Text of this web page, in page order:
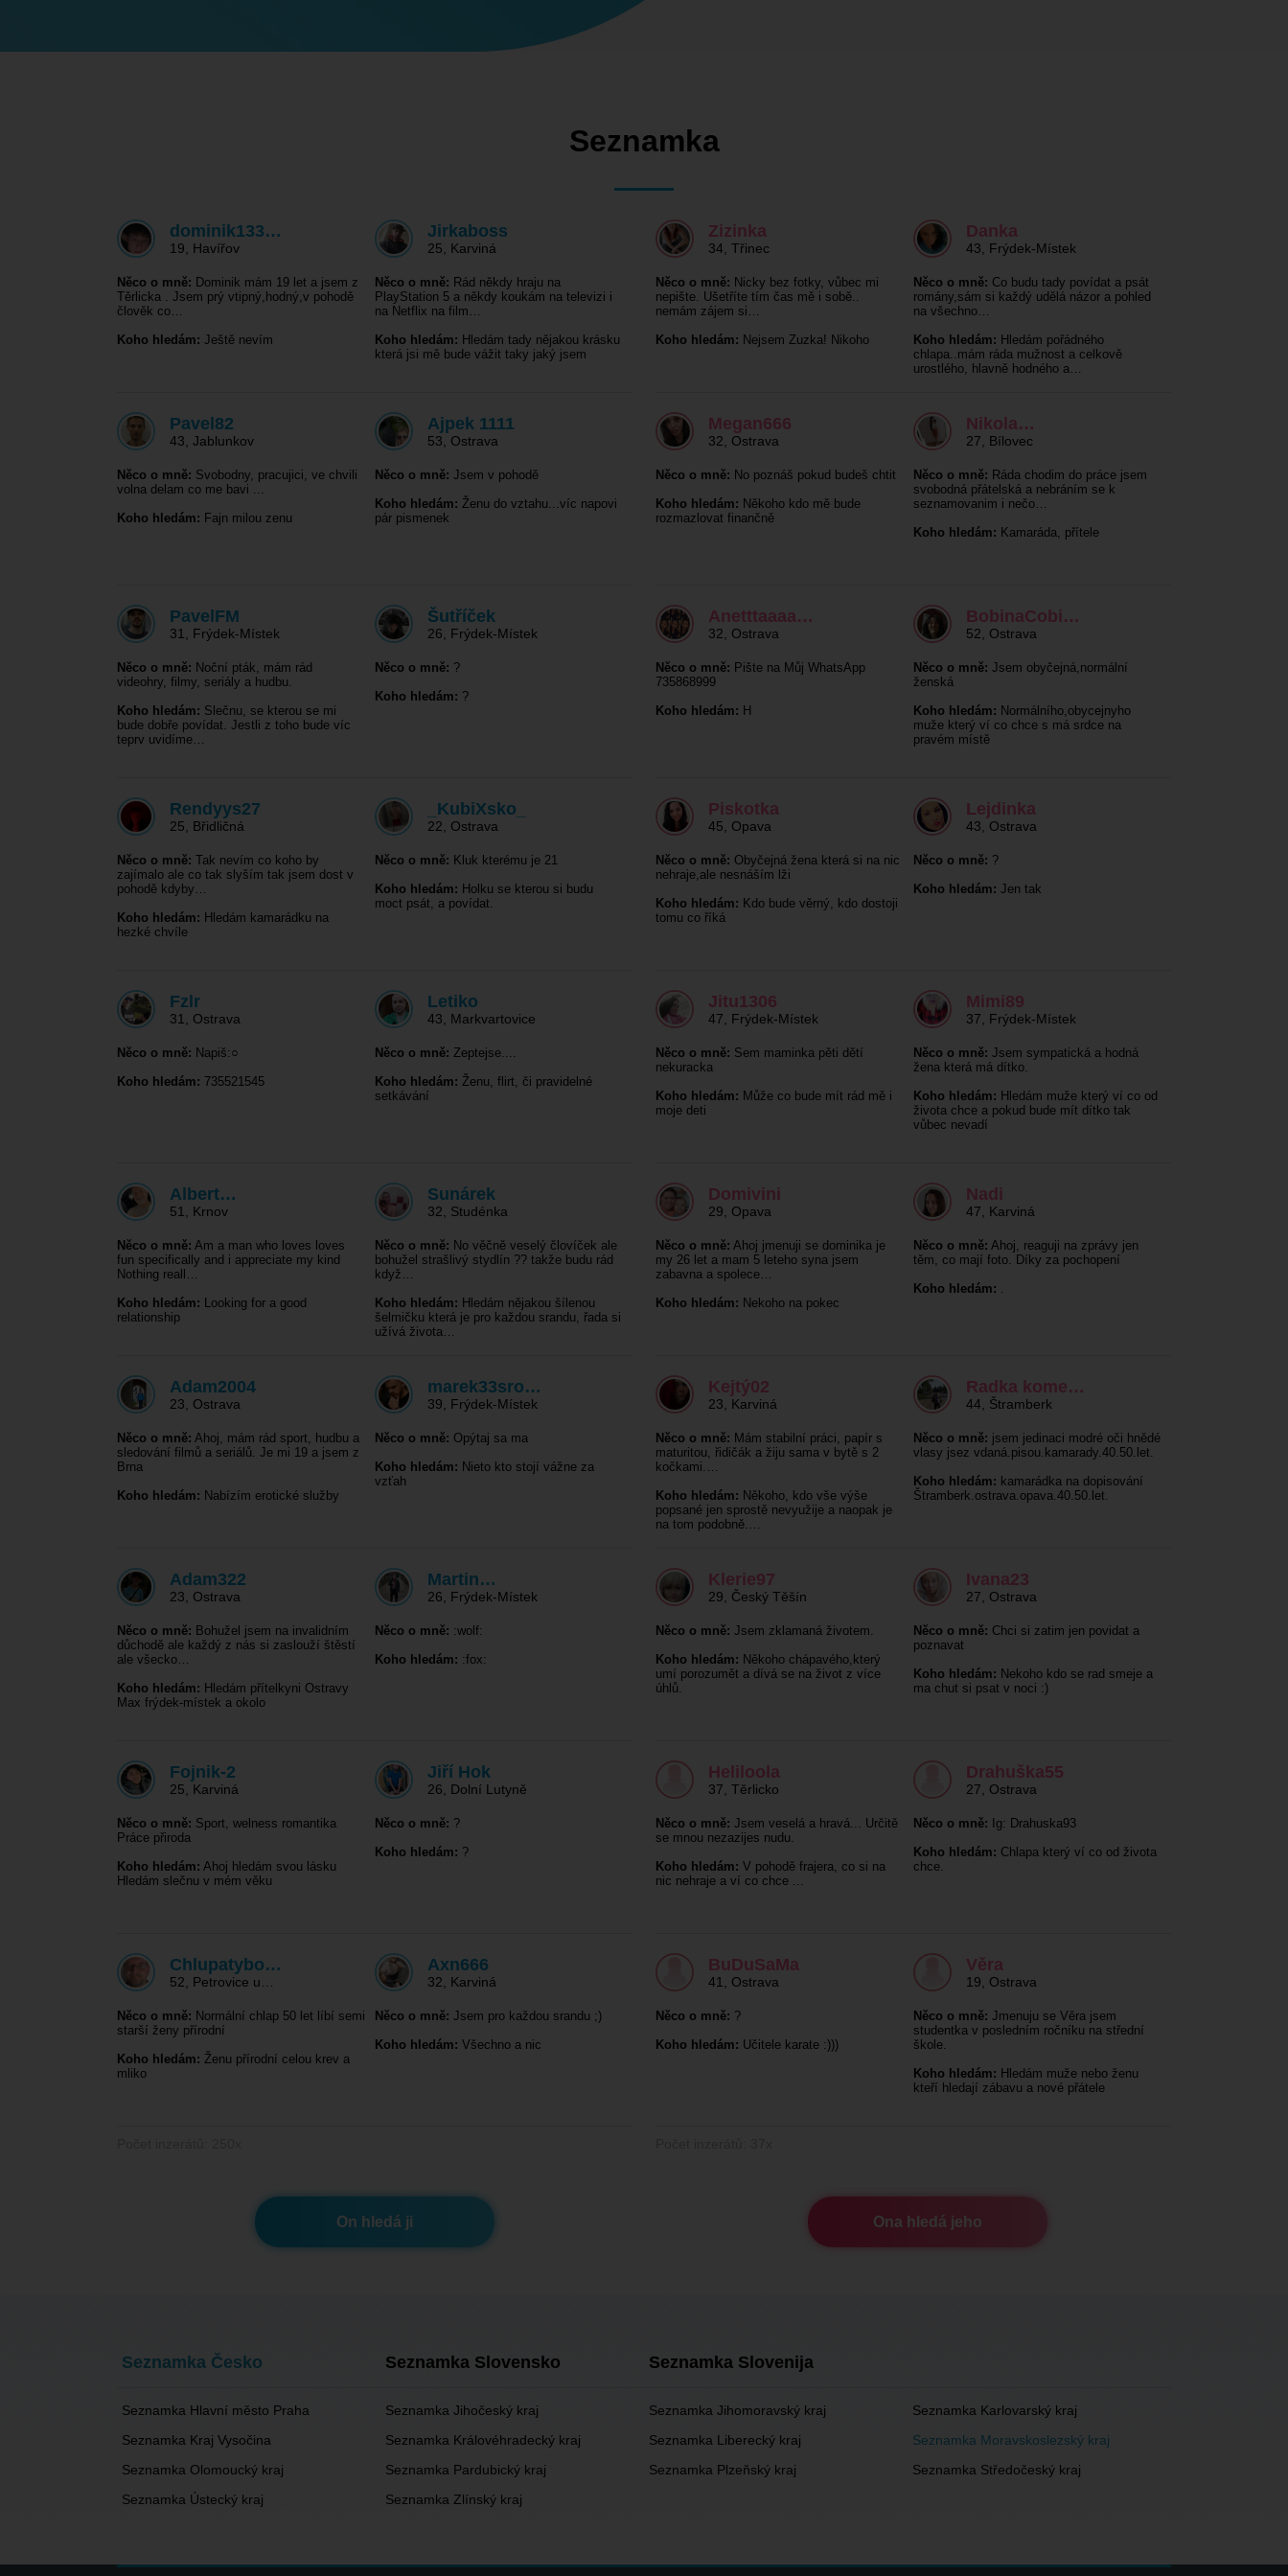
Seznamka
dominik133…
19 Havířov
Něco o mně: Dominik mám 19 let a jsem z
Těrlicka . Jsem prý vtipný,hodný,v pohodě
člověk co…
Koho hledám: Ještě nevím
Jirkaboss
25 Karviná
Něco o mně: Rád někdy hraju na
PlayStation 5 a někdy koukám na televizi i
na Netflix na film…
Koho hledám: Hledám tady nějakou krásku
která jsi mě bude vážit taky jaký jsem
Pavel82
43 Jablunkov
Něco o mně: Svobodny, pracujici, ve chvili
volna delam co me bavi ...
Koho hledám: Fajn milou zenu
Ajpek 1111
53 Ostrava
Něco o mně: Jsem v pohodě
Koho hledám: Ženu do vztahu...víc napovi
pár pismenek
PavelFM
31 Frýdek-Místek
Něco o mně: Noční pták, mám rád
videohry, filmy, seriály a hudbu.
Koho hledám: Slečnu, se kterou se mi
bude dobře povídat. Jestli z toho bude víc
teprv uvidíme…
Šutříček
26 Frýdek-Místek
Něco o mně: ?
Koho hledám: ?
Rendyys27
25 Břidličná
Něco o mně: Tak nevím co koho by
zajímalo ale co tak slyším tak jsem dost v
pohodě kdyby…
Koho hledám: Hledám kamarádku na
hezké chvíle
_KubiXsko_
22 Ostrava
Něco o mně: Kluk kterému je 21
Koho hledám: Holku se kterou si budu
moct psát, a povídat.
Fzlr
31 Ostrava
Něco o mně: Napiš:○
Koho hledám: 735521545
Letiko
43 Markvartovice
Něco o mně: Zeptejse....
Koho hledám: Ženu, flirt, či pravidelné
setkávání
Albert…
51 Krnov
Něco o mně: Am a man who loves loves
fun specifically and i appreciate my kind
Nothing reall…
Koho hledám: Looking for a good
relationship
Sunárek
32 Studénka
Něco o mně: No věčně veselý človíček ale
bohužel strašlivý stydlín ?? takže budu rád
když…
Koho hledám: Hledám nějakou šílenou
šelmičku která je pro každou srandu, řada si
užívá života…
Adam2004
23 Ostrava
Něco o mně: Ahoj, mám rád sport, hudbu a
sledování filmů a seriálů. Je mi 19 a jsem z
Brna
Koho hledám: Nabízím erotické služby
marek33sro…
39 Frýdek-Místek
Něco o mně: Opýtaj sa ma
Koho hledám: Nieto kto stojí vážne za
vzťah
Adam322
23 Ostrava
Něco o mně: Bohužel jsem na invalidním
důchodě ale každý z nás si zaslouží štěstí
ale všecko…
Koho hledám: Hledám přítelkyni Ostravy
Max frýdek-místek a okolo
Martin…
26 Frýdek-Místek
Něco o mně: :wolf:
Koho hledám: :fox:
Fojnik-2
25 Karviná
Něco o mně: Sport, welness romantika
Práce přiroda
Koho hledám: Ahoj hledám svou lásku
Hledám slečnu v mém věku
Jiří Hok
26 Dolní Lutyně
Něco o mně: ?
Koho hledám: ?
Chlupatybo…
52 Petrovice u…
Něco o mně: Normální chlap 50 let líbí semi
starší ženy přírodní
Koho hledám: Ženu přírodní celou krev a
mliko
Axn666
32 Karviná
Něco o mně: Jsem pro každou srandu ;)
Koho hledám: Všechno a nic
On hledá ji
Zizinka
34 Třinec
Něco o mně: Nicky bez fotky, vůbec mi
nepište. Ušetříte tím čas mě i sobě..
nemám zájem si…
Koho hledám: Nejsem Zuzka! Nikoho
Danka
43 Frýdek-Místek
Něco o mně: Co budu tady povídat a psát
romány,sám si každý udělá názor a pohled
na všechno…
Koho hledám: Hledám pořádného
chlapa..mám ráda mužnost a celkově
urostlého, hlavně hodného a…
Megan666
32 Ostrava
Něco o mně: No poznáš pokud budeš chtit
Koho hledám: Někoho kdo mě bude
rozmazlovat finančně
Nikola…
27 Bílovec
Něco o mně: Ráda chodim do práce jsem
svobodná přátelská a nebráním se k
seznamovanim i nečo…
Koho hledám: Kamaráda, přítele
Anetttaaaa…
32 Ostrava
Něco o mně: Pište na Můj WhatsApp
735868999
Koho hledám: H
BobinaCobi…
52 Ostrava
Něco o mně: Jsem obyčejná,normální
ženská
Koho hledám: Normálního,obycejnyho
muže který ví co chce s má srdce na
pravém místě
Piskotka
45 Opava
Něco o mně: Obyčejná žena která si na nic
nehraje,ale nesnáším lži
Koho hledám: Kdo bude věrný, kdo dostoji
tomu co říká
Lejdinka
43 Ostrava
Něco o mně: ?
Koho hledám: Jen tak
Jitu1306
47 Frýdek-Místek
Něco o mně: Sem maminka pěti dětí
nekuracka
Koho hledám: Může co bude mít rád mě i
moje deti
Mimi89
37 Frýdek-Místek
Něco o mně: Jsem sympatická a hodná
žena která má dítko.
Koho hledám: Hledám muže který ví co od
života chce a pokud bude mít dítko tak
vůbec nevadí
Domivini
29 Opava
Něco o mně: Ahoj jmenuji se dominika je
my 26 let a mam 5 leteho syna jsem
zabavna a spolece…
Koho hledám: Nekoho na pokec
Nadi
47 Karviná
Něco o mně: Ahoj, reaguji na zprávy jen
těm, co mají foto. Díky za pochopení
Koho hledám: .
Kejtý02
23 Karviná
Něco o mně: Mám stabilní práci, papír s
maturitou, řidičák a žiju sama v bytě s 2
kočkami.…
Koho hledám: Někoho, kdo vše výše
popsané jen sprostě nevyužije a naopak je
na tom podobně.…
Radka kome…
44 Štramberk
Něco o mně: jsem jedinaci modré oči hnědé
vlasy jsez vdaná.pisou.kamarady.40.50.let.
Koho hledám: kamarádka na dopisování
Štramberk.ostrava.opava.40.50.let.
Klerie97
29 Český Těšín
Něco o mně: Jsem zklamaná životem.
Koho hledám: Někoho chápavého,který
umí porozumět a dívá se na život z více
úhlů.
Ivana23
27 Ostrava
Něco o mně: Chci si zatim jen povidat a
poznavat
Koho hledám: Nekoho kdo se rad smeje a
ma chut si psat v noci :)
Heliloola
37 Těrlicko
Něco o mně: Jsem veselá a hravá... Určitě
se mnou nezazijes nudu.
Koho hledám: V pohodě frajera, co si na
nic nehraje a ví co chce ...
Drahuška55
27 Ostrava
Něco o mně: Ig: Drahuska93
Koho hledám: Chlapa který ví co od života
chce.
BuDuSaMa
41 Ostrava
Něco o mně: ?
Koho hledám: Učitele karate :)))
Věra
19 Ostrava
Něco o mně: Jmenuju se Věra jsem
studentka v posledním ročníku na střední
škole.
Koho hledám: Hledám muže nebo ženu
kteří hledají zábavu a nové přátele
Ona hledá jeho
Seznamka Česko Seznamka Slovensko Seznamka Slovenija
Seznamka Hlavní město Praha Seznamka Jihočeský kraj Seznamka Jihomoravský kraj
Seznamka Karlovarský kraj
Seznamka Kraj Vysočina
Seznamka Královéhradecký kraj Seznamka Liberecký kraj
Seznamka Moravskoslezský kraj
Seznamka Olomoucký kraj
Seznamka Pardubický kraj Seznamka Plzeňský kraj
Seznamka Středočeský kraj
Seznamka Ústecký kraj
Seznamka Zlínský kraj